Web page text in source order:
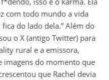
com todo mundo a vida
do lado dela.” Além do
o X (antigo Twitter) para
rural e a emissora,
imagens do momento que
que Rachel devia